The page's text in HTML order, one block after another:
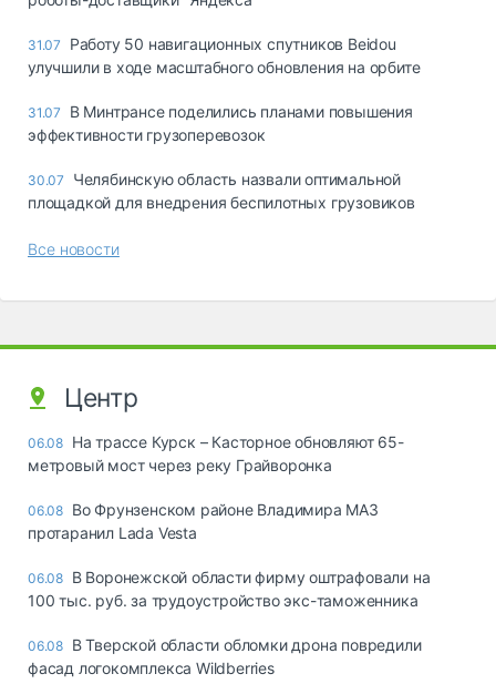
31.07
Работу 50 навигационных спутников Beidou
улучшили в ходе масштабного обновления на орбите
31.07
В Минтрансе поделились планами повышения
эффективности грузоперевозок
30.07
Челябинскую область назвали оптимальной
площадкой для внедрения беспилотных грузовиков
Все новости
Центр
06.08 На трассе Курск – Касторное обновляют 65-
метровый мост через реку Грайворонка
06.08 Во Фрунзенском районе Владимира МАЗ
протаранил Lada Vesta
06.08 В Воронежской области фирму оштрафовали на
100 тыс. руб. за трудоустройство экс-таможенника
06.08 В Тверской области обломки дрона повредили
фасад логокомплекса Wildberries